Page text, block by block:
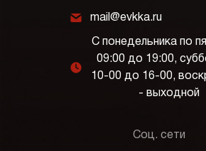
k mail@evkka.ru
l
С понедельника по
09:00 до 19:00,
10-00 до 16-00,
- выходной
Соц. сети